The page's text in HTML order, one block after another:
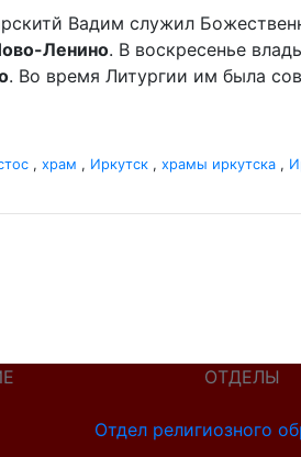
Вадим служил
Ленино. В воскресенье
. Во время Литургии им была
, храм , Иркутск , храмы иркутска ,
ОТДЕЛЫ
Отдел религиозного